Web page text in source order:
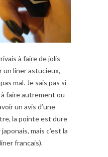
à faire de jolis
un liner astucieux,
mal. Je sais pas si
faire autrement ou
un avis d’une
la pointe est dure
mais c’est la
francais).